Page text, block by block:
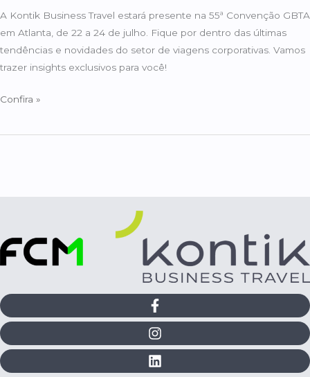
A Kontik Business Travel estará presente na 55ª Convenção GBTA
em Atlanta, de 22 a 24 de julho. Fique por dentro das últimas
tendências e novidades do setor de viagens corporativas. Vamos
trazer insights exclusivos para você!
Confira »